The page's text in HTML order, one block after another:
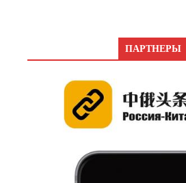
ПАРТНЕРЫ